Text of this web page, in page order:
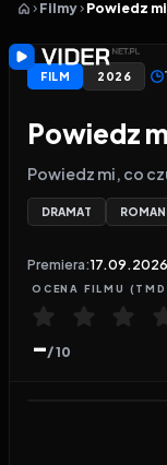
Filmy Powiedz
FILM 2026
Powiedz
Powiedz mi, co
DRAMAT
Premiera:17.09.2026
OCENA FILMU
-/ 10